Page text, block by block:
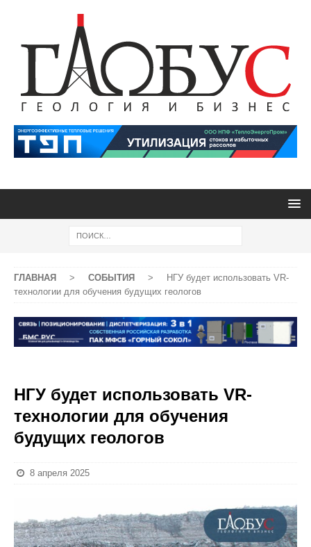
ГЛАВНАЯ > СОБЫТИЯ >
НГУ будет использовать VR-
технологии для обучения будущих геологов
НГУ будет использовать VR-
технологии для обучения
будущих геологов
8 апреля 2025